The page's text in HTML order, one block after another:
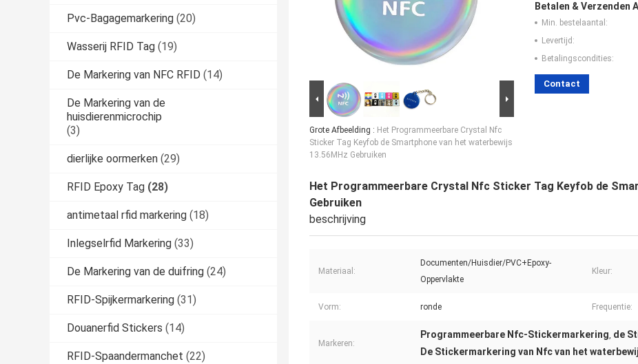
Pvc-Bagagemarkering (20)
Wasserij RFID Tag (19)
De Markering van NFC RFID (14)
De Markering van de
huisdierenmicrochip
(3)
dierlijke oormerken (29)
RFID Epoxy Tag (28)
antimetaal rfid markering (18)
Inlegselrfid Markering (33)
De Markering van de duifring (24)
RFID-Spijkermarkering (31)
Douanerfid Stickers (14)
RFID-Spaandermanchet (22)
Grote Afbeelding : Het Programmeerbare Crystal Nfc
Sticker Tag Keyfob de Smartphone van het waterbewijs
13.56MHz Gebruiken
Betalen & Verzenden
Min. bestelaantal:
Levertijd:
Betalingscondities:
Contact
Het Programmeerbare Crystal Nfc Sticker Tag Keyfob de
Gebruiken
beschrijving
Materiaal:
Documenten/Huisdier/PVC+Epoxy-
Oppervlakte
Kleur:
Vorm: ronde Frequentie:
Markeren:
Programmeerbare Nfc-Stickermarkering, de
De Stickermarkering van Nfc van het